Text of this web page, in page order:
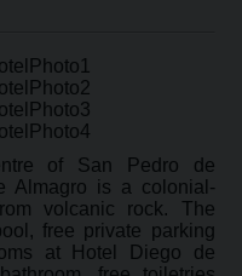
of San Pedro de
Almagro is a colonial-
volcanic rock. The
free private parking
at Hotel Diego de